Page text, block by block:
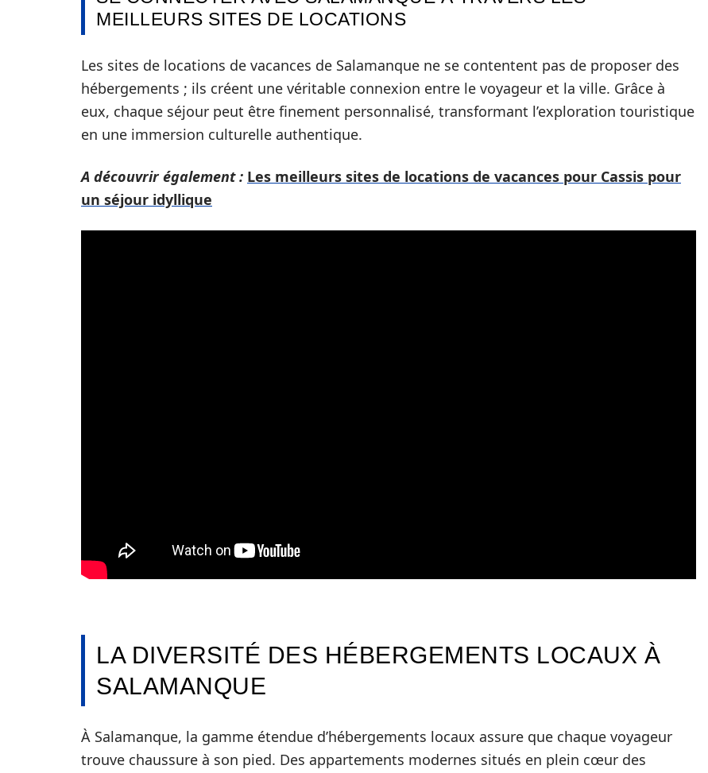
MEILLEURS SITES DE LOCATIONS
Les sites de locations de vacances de Salamanque ne se contentent pas de proposer des
hébergements ; ils créent une véritable connexion entre le voyageur et la ville. Grâce à
eux, chaque séjour peut être finement personnalisé, transformant l’exploration touristique
en une immersion culturelle authentique.
A découvrir également : Les meilleurs sites de locations de vacances pour Cassis pour
un séjour idyllique
LA DIVERSITÉ DES HÉBERGEMENTS LOCAUX À
SALAMANQUE
À Salamanque, la gamme étendue d’hébergements locaux assure que chaque voyageur
trouve chaussure à son pied. Des appartements modernes situés en plein cœur des